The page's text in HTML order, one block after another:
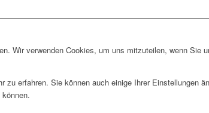
Wir verwenden Cookies, um uns mitzuteilen, wenn
erfahren. Sie können auch einige Ihrer